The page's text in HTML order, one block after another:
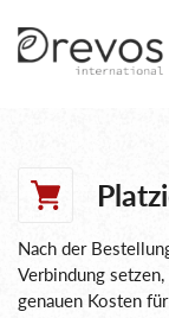
Nach der
Verbindung
genauen Kosten